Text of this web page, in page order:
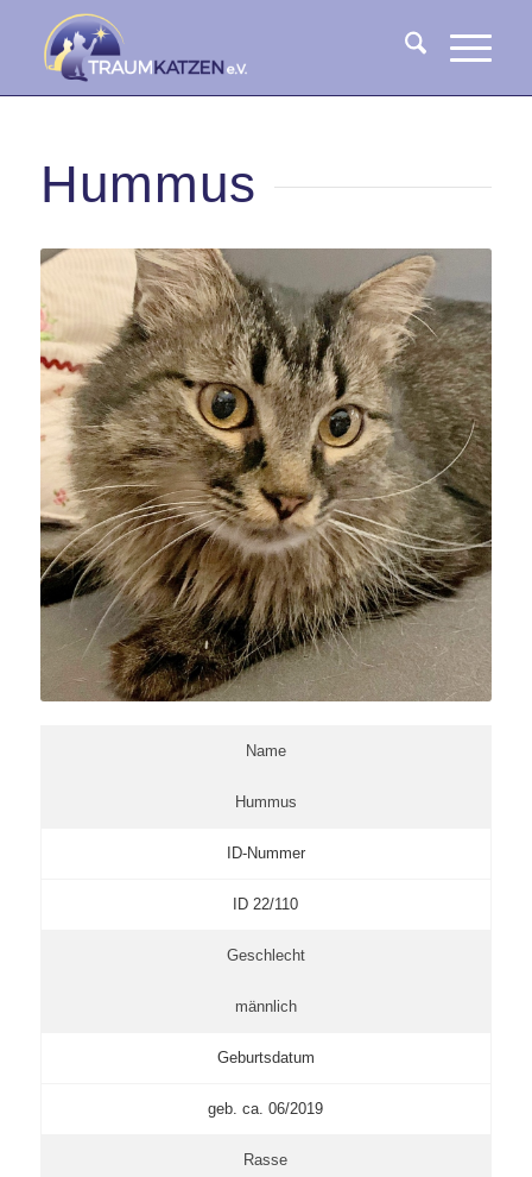
Hummus
Name
Hummus
ID-Nummer
ID 22/110
Geschlecht
männlich
Geburtsdatum
geb. ca. 06/2019
Rasse